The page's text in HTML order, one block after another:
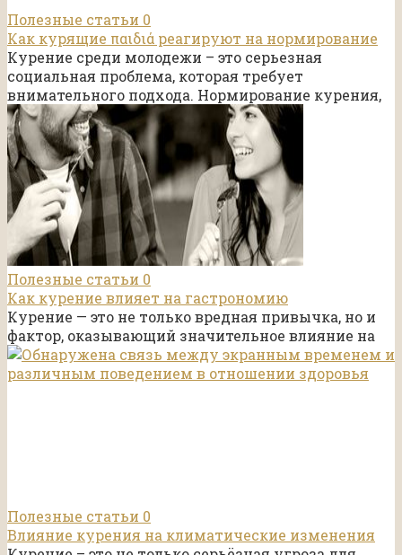
Полезные статьи 0
Как курящие παιδιά реагируют на нормирование
Курение среди молодежи – это серьезная
социальная проблема, которая требует
внимательного подхода. Нормирование курения,
Полезные статьи 0
Как курение влияет на гастрономию
Курение — это не только вредная привычка, но и
фактор, оказывающий значительное влияние на
Полезные статьи 0
Влияние курения на климатические изменения